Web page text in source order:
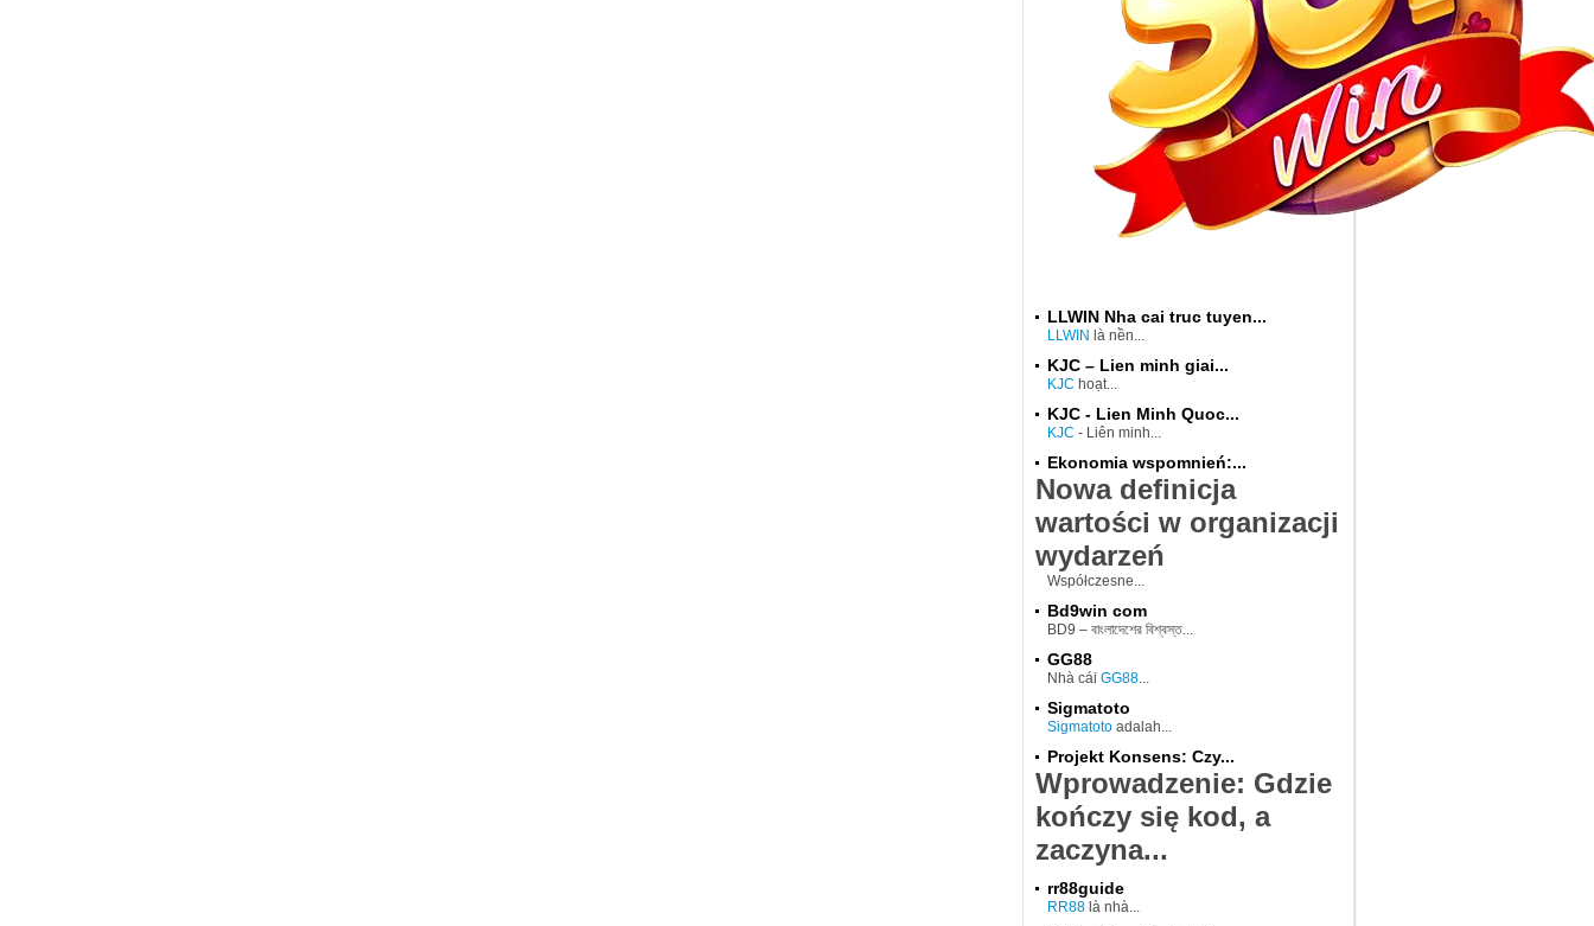
LLWIN Nha cai truc tuyen...
LLWIN là nền...
KJC – Lien minh giai...
KJC hoạt...
KJC - Lien Minh Quoc...
KJC - Liên minh...
Ekonomia wspomnień:...
Nowa definicja
wartości w organizacji
wydarzeń
Współczesne...
Bd9win com
BD9 – বাংলাদেশের বিশ্বস্ত...
GG88
Nhà cái GG88...
Sigmatoto
Sigmatoto adalah...
Projekt Konsens: Czy...
Wprowadzenie: Gdzie
kończy się kod, a
zaczyna...
rr88guide
RR88 là nhà...